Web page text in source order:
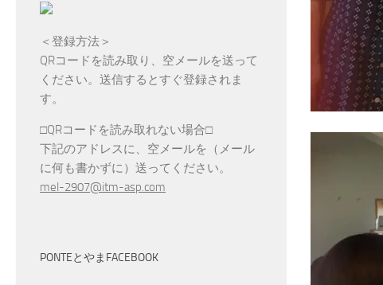
＜登録方法＞
QRコードを読み取り、空メールを送って
ください。送信するとすぐ登録されま
す。
□QRコードを読み取れない場合□
下記のアドレスに、空メールを（メール
に何も書かずに）送ってください。
mel-2907@itm-asp.com
PONTEとやまFACEBOOK